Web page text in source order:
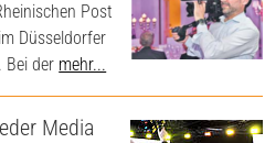
Post
Düsseldorfer
Bei der mehr...
Media